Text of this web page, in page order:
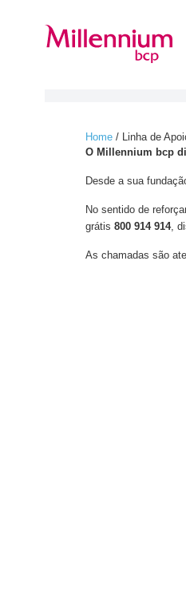
Home / Linha de
O Millennium bcp
Desde a sua
No sentido de
grátis 800 914 914,
As chamadas são